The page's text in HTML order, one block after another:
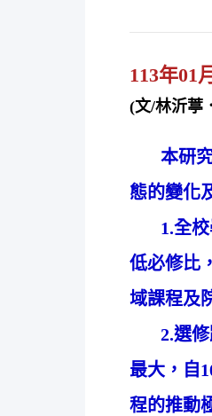
113年01
(文/林沂葶
本研究
態的變化
1.全校
低必修比
域課程及
2.選修
最大，自
程的推動